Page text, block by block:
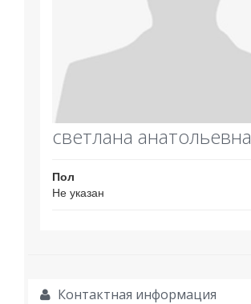
светлана анатольевна
Пол
Не указан
Контактная информация